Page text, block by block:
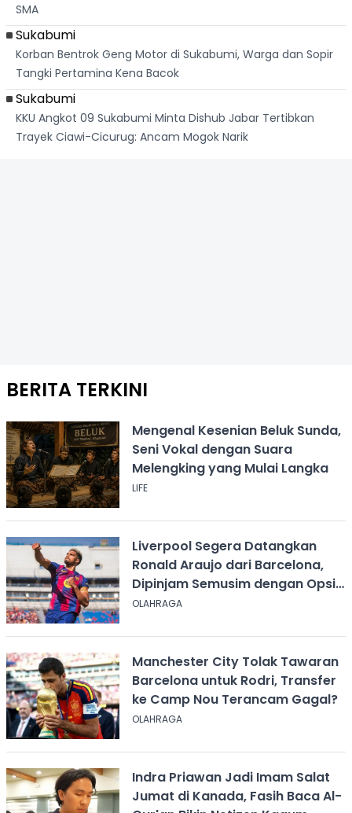
SMA
Sukabumi
Korban Bentrok Geng Motor di Sukabumi, Warga dan Sopir
Tangki Pertamina Kena Bacok
Sukabumi
KKU Angkot 09 Sukabumi Minta Dishub Jabar Tertibkan
Trayek Ciawi-Cicurug: Ancam Mogok Narik
BERITA TERKINI
Mengenal Kesenian Beluk Sunda,
Seni Vokal dengan Suara
Melengking yang Mulai Langka
LIFE
Liverpool Segera Datangkan
Ronald Araujo dari Barcelona,
Dipinjam Semusim dengan Opsi
Permanen?
OLAHRAGA
Manchester City Tolak Tawaran
Barcelona untuk Rodri, Transfer
ke Camp Nou Terancam Gagal?
OLAHRAGA
Indra Priawan Jadi Imam Salat
Jumat di Kanada, Fasih Baca Al-